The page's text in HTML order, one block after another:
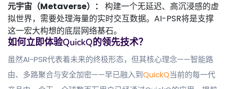
元宇宙（Metaverse）：
构建一个无延迟、高沉浸感的虚
拟世界，需要处理海量的实时交互数据。AI-PSR将是支撑
这一宏大构想的底层网络基石。
如何立即体验QuickQ的领先技术？
虽然AI-PSR代表着未来的终极形态，但其核心理念——智能路
由、多路聚合与安全加密——早已融入到QuickQ当前的每一代